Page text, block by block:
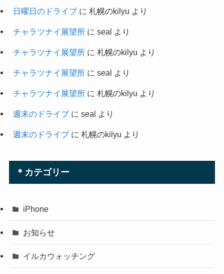
日曜日のドライブ に sealより
日曜日のドライブに札幌のkilyu
チャラツナイ展望所に sealより
チャラツナイ展望所に 札幌のkilyu
チャラツナイ展望所に sealより
チャラツナイ展望所に 札幌のkilyu
週末のドライブ に sealより
iPhone
お知らせ